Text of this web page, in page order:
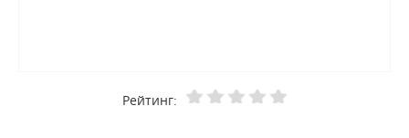
Рейтинг: